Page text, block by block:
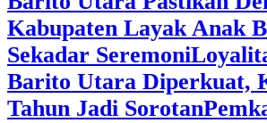
Kabupaten Layak Anak
Sekadar Seremoni
Barito Utara Diperkuat,
Tahun Jadi Sorotan